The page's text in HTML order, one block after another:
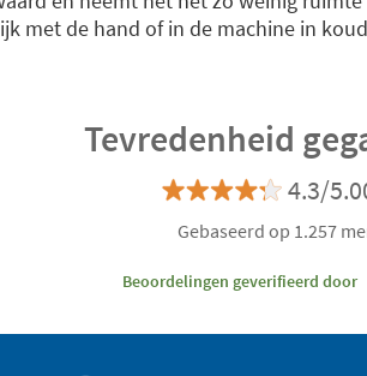
met de hand of in de machine in
Tevredenheid
4.3/
Gebaseerd op 1.257
Beoordelingen geverifieerd door